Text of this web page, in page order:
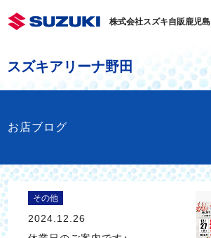
株式会社スズキ自販鹿児島
スズキアリーナ野田
お店ブログ
その他
2024.12.26